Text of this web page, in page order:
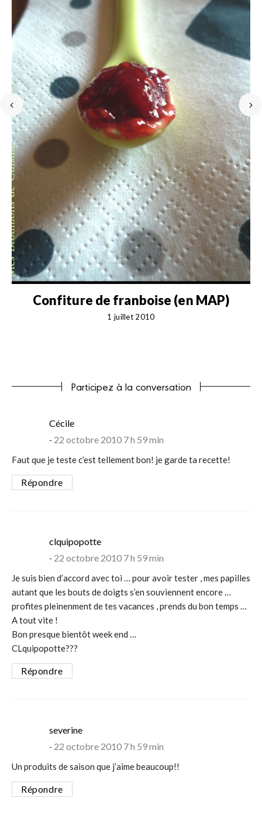
Confiture de franboise (en MAP)
1 juillet 2010
Participez à la conversation
Cécilesays:
22 octobre 2010 7 h 59 min
Faut que je teste c’est tellement bon! je garde ta recette!
Répondre
clquipopottesays:
22 octobre 2010 7 h 59 min
Je suis bien d’accord avec toi … pour avoir tester , mes papilles
autant que les bouts de doigts s’en souviennent encore …
profites pleinenment de tes vacances , prends du bon temps …
A tout vite !
Bon presque bientôt week end …
CLquipopotte???
Répondre
severinesays:
22 octobre 2010 7 h 59 min
Un produits de saison que j’aime beaucoup!!
Répondre